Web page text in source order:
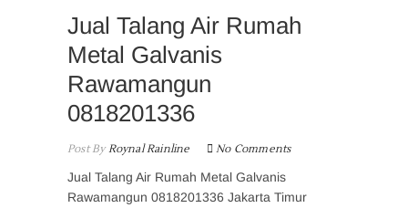
Jual Talang Air Rumah
Metal Galvanis
Rawamangun
0818201336
Post ByRoynal Rainline No Comments
Jual Talang Air Rumah Metal Galvanis
Rawamangun 0818201336 Jakarta Timur